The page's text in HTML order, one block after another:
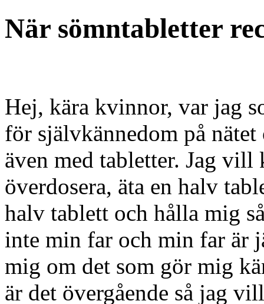
När sömntabletter
Hej, kära kvinnor, var jag
för självkännedom på nätet
även med tabletter. Jag
överdosera, äta en halv
halv tablett och hålla mig
inte min far och min far är
mig om det som gör mig
är det övergående så jag